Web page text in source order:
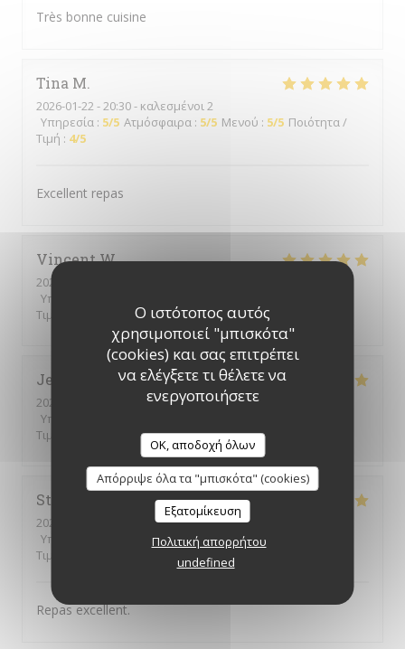
Ο ιστότοπος αυτός
χρησιμοποιεί "μπισκότα"
(cookies) και σας επιτρέπει
να ελέγξετε τι θέλετε να
ενεργοποιήσετε
OK, αποδοχή όλων
Απόρριψε όλα τα "μπισκότα" (cookies)
Εξατομίκευση
Πολιτική απορρήτου
undefined
Très bonne cuisine
Tina M
2026-01-22 - 20:30 - καλεσμένοι 2
Υπηρεσία : 5/5 Ατμόσφαιρα : 5/5 Μενού : 5/5 Ποιότητα /
Τιμή : 4/5
Excellent repas
VincentW
2025-12-23
Υπηρεσία
Τιμή
Jennifer
2025-12-13
- 12:30 - καλεσμένοι 3
Υπηρεσία
Τιμή
Stéphanie
2025-12-07
- 12:30 - καλεσμένοι 3
Υπηρεσία
Ατμόσφαιρα: 4/5 Μενού:
Τιμή
Repas excellent.